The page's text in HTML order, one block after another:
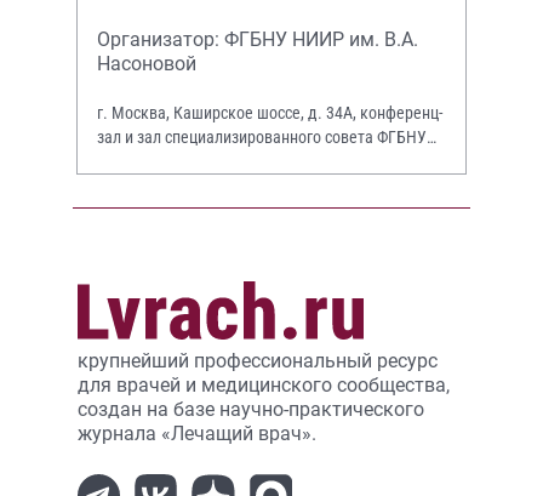
Организатор: ФГБНУ НИИР им. В.А.
Насоновой
г. Москва, Каширское шоссе, д. 34А, конференц-
зал и зал специализированного совета ФГБНУ
крупнейший профессиональный ресурс
для врачей и медицинского сообщества,
создан на базе научно-практического
журнала «Лечащий врач».